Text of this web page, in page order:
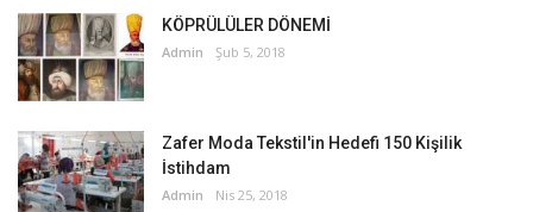
KÖPRÜLÜLER DÖNEMİ
Admin Şub 5, 2018
Zafer Moda Tekstil'in Hedefi 150 Kişilik
İstihdam
Admin Nis 25, 2018